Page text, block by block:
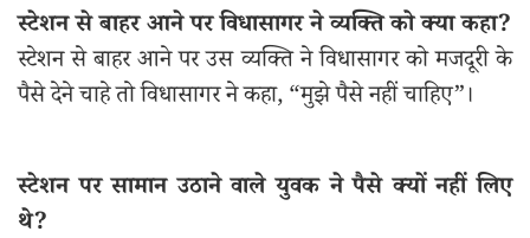
स्टेशन से बाहर आने पर विधासागर ने व्यक्ति को क्या कहा?
स्टेशन से बाहर आने पर उस व्यक्ति ने विधासागर को मजदूरी के
पैसे देने चाहे तो विधासागर ने कहा, “मुझे पैसे नहीं चाहिए”।
स्टेशन पर सामान उठाने वाले युवक ने पैसे क्यों नहीं लिए
थे?